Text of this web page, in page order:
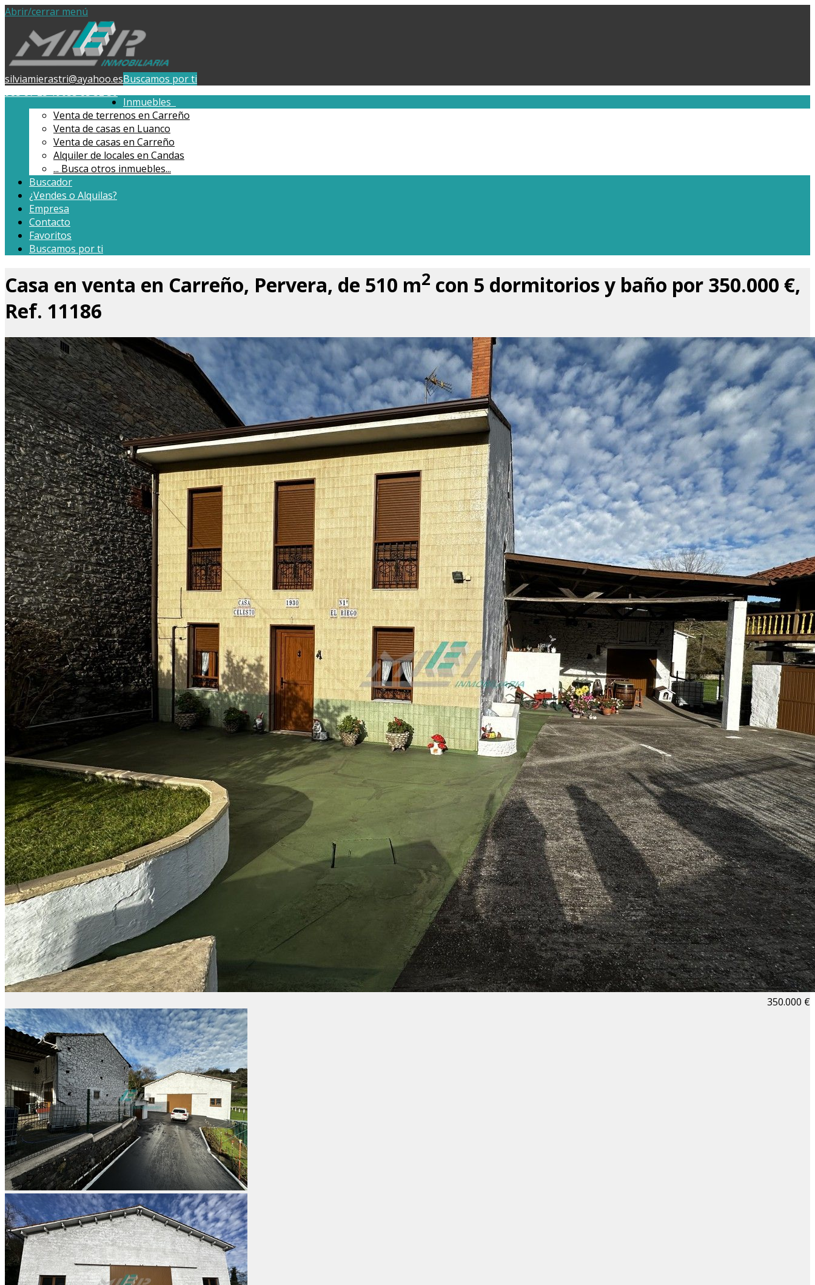
Abrir/cerrar menú
silviamierastri@ayahoo.es
985 87 23 19653 85 32 30
Buscamos por ti
Inmuebles
Venta de terrenos en Carreño
Venta de casas en Luanco
Venta de casas en Carreño
Alquiler de locales en Candas
... Busca otros inmuebles...
Buscador
¿Vendes o Alquilas?
Empresa
Contacto
Favoritos
Buscamos por ti
Casa en venta en Carreño, Pervera, de 510 m2 con 5 dormitorios y baño por 350.000 €,
Ref. 11186
350.000 €